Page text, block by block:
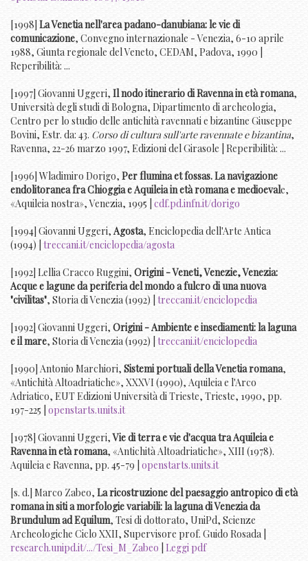
[1998] La Venetia nell'area padano-danubiana: le vie di
comunicazione, Convegno internazionale - Venezia, 6-10 aprile
1988, Giunta regionale del Veneto, CEDAM, Padova, 1990 |
Reperibilità: ...
[1997] Giovanni Uggeri, Il nodo itinerario di Ravenna in età romana,
Università degli studi di Bologna, Dipartimento di archeologia,
Centro per lo studio delle antichità ravennati e bizantine Giuseppe
Bovini, Estr. da: 43. Corso di cultura sull'arte ravennate e bizantina,
Ravenna, 22-26 marzo 1997, Edizioni del Girasole | Reperibilità: ...
[1996] Wladimiro Dorigo, Per flumina et fossas. La navigazione
endolitoranea fra Chioggia e Aquileia in età romana e medioevale,
«Aquileia nostra», Venezia, 1995 | cdf.pd.infn.it/dorigo
[1994] Giovanni Uggeri, Agosta, Enciclopedia dell'Arte Antica
(1994) | treccani.it/enciclopedia/agosta
[1992] Lellia Cracco Ruggini, Origini - Veneti, Venezie, Venezia:
Acque e lagune da periferia del mondo a fulcro di una nuova
"civilitas", Storia di Venezia (1992) | treccani.it/enciclopedia
[1992] Giovanni Uggeri, Origini - Ambiente e insediamenti: la laguna
e il mare, Storia di Venezia (1992) | treccani.it/enciclopedia
[1990] Antonio Marchiori, Sistemi portuali della Venetia romana,
«Antichità Altoadriatiche», XXXVI (1990), Aquileia e l'Arco
Adriatico, EUT Edizioni Università di Trieste, Trieste, 1990, pp.
197-225 | openstarts.units.it
[1978] Giovanni Uggeri,Vie di terra e vie d'acqua tra Aquileia e
Ravenna in età romana, «Antichità Altoadriatiche», XIII (1978).
Aquileia e Ravenna, pp. 45-79 | openstarts.units.it
[s. d.] Marco Zabeo, La ricostruzione del paesaggio antropico di età
romana in siti a morfologie variabili: la laguna di Venezia da
Brundulum ad Equilum, Tesi di dottorato, UniPd, Scienze
Archeologiche Ciclo XXII, Supervisore prof. Guido Rosada |
research.unipd.it/.../Tesi_M_Zabeo Leggi pdf